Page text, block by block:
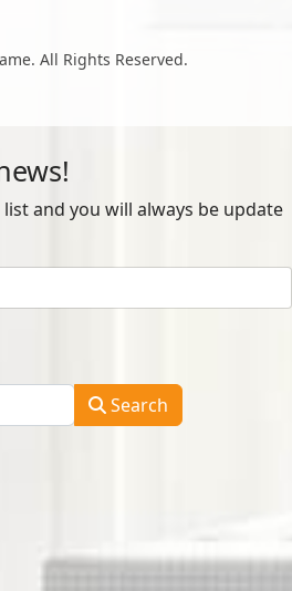
All Rights Reserved.
and you will always be update
Search